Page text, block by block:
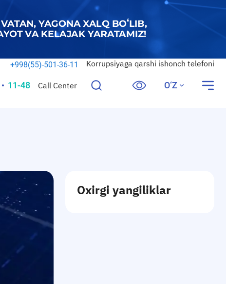
+998(55)-501-36-11 Korrupsiyaga qarshi ishonch telefoni
11-48 Call Center O‘Z
Oxirgi yangiliklar